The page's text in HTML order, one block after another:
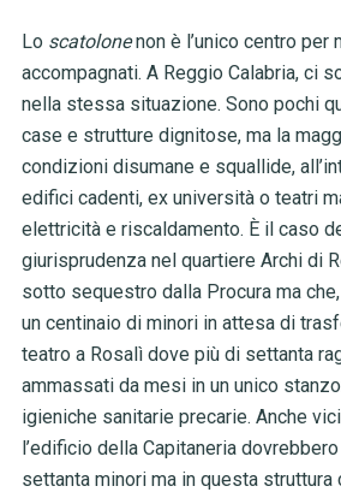
Lo scatolonenon è l’unico centro per
accompagnati. A Reggio Calabria, ci
nella stessa situazione. Sono pochi
case e strutture dignitose, ma la
condizioni disumane e squallide,
edifici cadenti, ex università o teatri
elettricità e riscaldamento. È il caso
giurisprudenza nel quartiere Archi di
sotto sequestro dalla Procura ma
un centinaio di minori in attesa di
teatro a Rosalì dove più di settanta
ammassati da mesi in un unico
igieniche sanitarie precarie. Anche
l’edificio della Capitaneria
settanta minori ma in questa